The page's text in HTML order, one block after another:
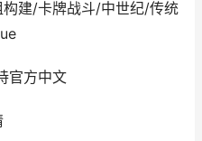
建/卡牌战斗/中世纪/传统
官方中文